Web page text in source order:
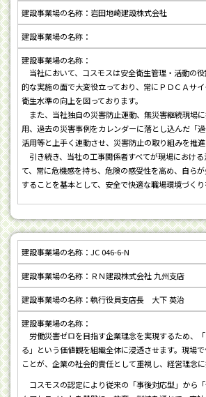
岩田地崎建設株式会社
当社において、コスモスは安全衛生管理・活動の
的な実施の面で大変役立っており、常にＰＤＣＡサ
衛生水準の向上を図っております。
また、当社独自の災害防止運動、無災害継続現場
用、過去の災害事例をカレンダーに落とし込んだ「
活用等と上手く連動させ、災害防止の取り組みを推進
引き続き、当社の工事関係者すべてが現場におけ
て、常に危機感を持ち、危険の感受性を高め、自ら
することを基本として、安全で快適な職場環境づくり
JC 046-6-N
ＲＮ建設株式会社 九州支店
執行役員支店長 大下 英治
労働災害ゼロを目指す企業理念を実現するため、
る」という価値観を組織全体に浸透させます。現場
ことが、企業の社会的責任として重視し、経営理念に
コスモスの認定により従来の「事後対応型」から